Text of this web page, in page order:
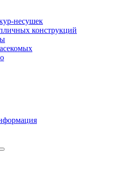
несушек
конструкций